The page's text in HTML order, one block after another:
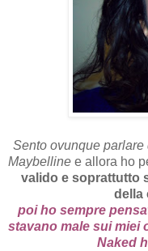
Sento ovunque
Maybelline e allora ho
valido e soprattutto
della
poi ho sempre
stavano male sui miei
Naked